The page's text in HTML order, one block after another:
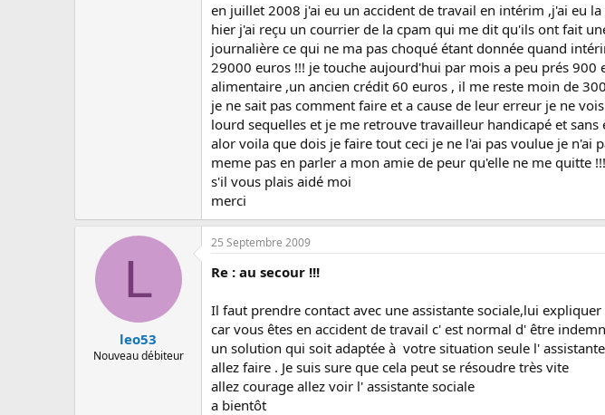
en juillet 2008 j'ai eu un accident de travail en intérim ,j'ai eu
hier j'ai reçu un courrier de la cpam qui me dit qu'ils ont fait
journalière ce qui ne ma pas choqué étant donnée quand
29000 euros !!! je touche aujourd'hui par mois a peu prés
alimentaire ,un ancien crédit 60 euros , il me reste moin de
je ne sait pas comment faire et a cause de leur erreur je ne
lourd sequelles et je me retrouve travailleur handicapé et sans
alor voila que dois je faire tout ceci je ne l'ai pas voulue je
meme pas en parler a mon amie de peur qu'elle ne me quitte !!!
s'il vous plais aidé moi
merci
L
leo53
Nouveau débiteur
25 Septembre 2009
Re : au secour !!!
Il faut prendre contact avec une assistante sociale,lui
car vous êtes en accident de travail c' est normal d' être
un solution qui soit adaptée à votre situation seule l'
allez faire . Je suis sure que cela peut se résoudre très vite
allez courage allez voir l' assistante sociale
a bientôt